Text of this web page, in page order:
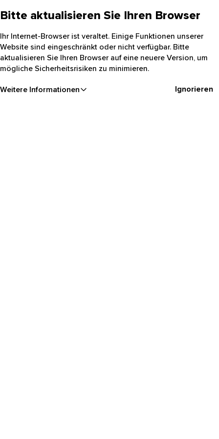
Bitte aktualisieren Sie Ihren Browser
Ihr Internet-Browser ist veraltet. Einige Funktionen unserer
Website sind eingeschränkt oder nicht verfügbar. Bitte
aktualisieren Sie Ihren Browser auf eine neuere Version, um
mögliche Sicherheitsrisiken zu minimieren.
Weitere Informationen Ignorieren